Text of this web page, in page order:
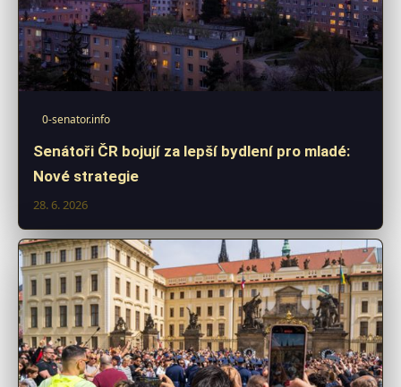
0-senator.info
Senátoři ČR bojují za lepší bydlení pro mladé:
Nové strategie
28. 6. 2026